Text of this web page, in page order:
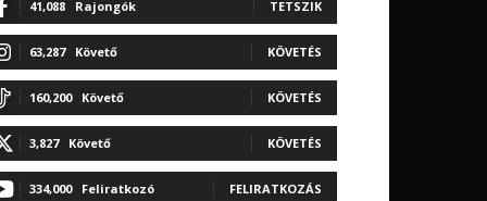
41,088 Rajongók TETSZIK
63,287 Követő KÖVETÉS
160,200 Követő KÖVETÉS
3,827 Követő KÖVETÉS
334,000 Feliratkozó FELIRATKOZÁS